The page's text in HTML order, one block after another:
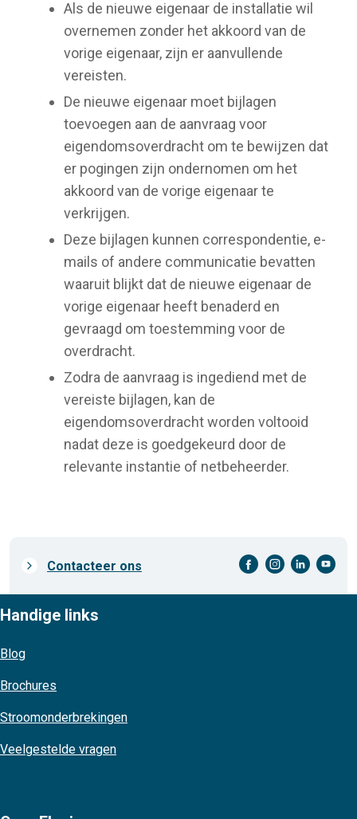
Als de nieuwe eigenaar de installatie wil
overnemen zonder het akkoord van de
vorige eigenaar, zijn er aanvullende
vereisten.
De nieuwe eigenaar moet bijlagen
toevoegen aan de aanvraag voor
eigendomsoverdracht om te bewijzen dat
er pogingen zijn ondernomen om het
akkoord van de vorige eigenaar te
verkrijgen.
Deze bijlagen kunnen correspondentie, e-
mails of andere communicatie bevatten
waaruit blijkt dat de nieuwe eigenaar de
vorige eigenaar heeft benaderd en
gevraagd om toestemming voor de
overdracht.
Zodra de aanvraag is ingediend met de
vereiste bijlagen, kan de
eigendomsoverdracht worden voltooid
nadat deze is goedgekeurd door de
relevante instantie of netbeheerder.
Prefooter
Contacteer ons facebook-cirkel instagram-cirkel linkedin-cirkel youtube-cirkel
Handige links
Blog
Brochures
Stroomonderbrekingen
Veelgestelde vragen